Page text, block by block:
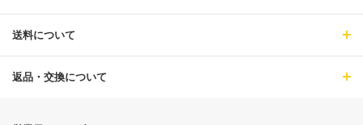
送料について
返品・交換について